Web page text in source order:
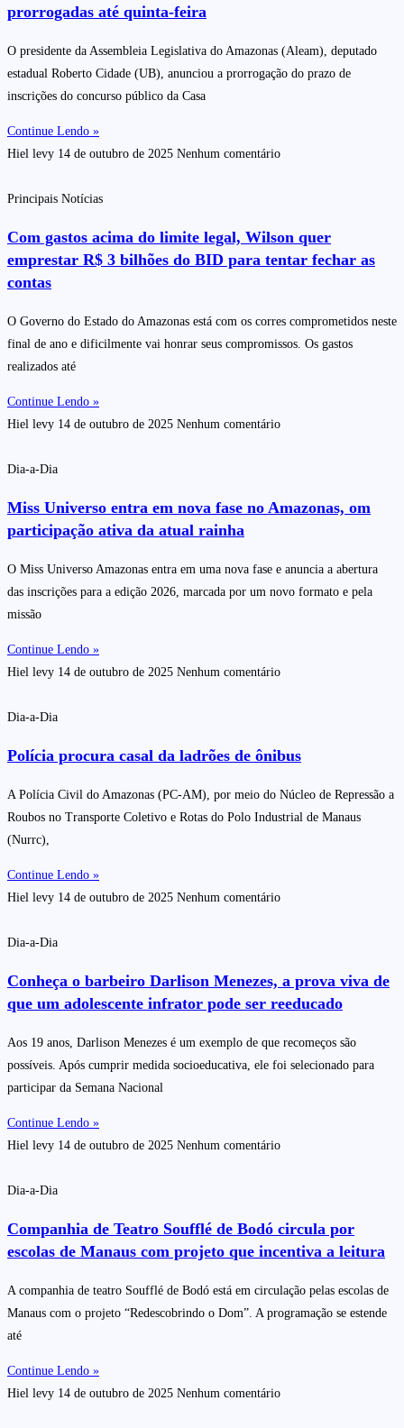
prorrogadas até quinta-feira
O presidente da Assembleia Legislativa do Amazonas (Aleam), deputado
estadual Roberto Cidade (UB), anunciou a prorrogação do prazo de
inscrições do concurso público da Casa
Continue Lendo »
Hiel levy 14 de outubro de 2025 Nenhum comentário
Principais Notícias
Com gastos acima do limite legal, Wilson quer
emprestar R$ 3 bilhões do BID para tentar fechar as
contas
O Governo do Estado do Amazonas está com os corres comprometidos neste
final de ano e dificilmente vai honrar seus compromissos. Os gastos
realizados até
Continue Lendo »
Hiel levy 14 de outubro de 2025 Nenhum comentário
Dia-a-Dia
Miss Universo entra em nova fase no Amazonas, om
participação ativa da atual rainha
O Miss Universo Amazonas entra em uma nova fase e anuncia a abertura
das inscrições para a edição 2026, marcada por um novo formato e pela
missão
Continue Lendo »
Hiel levy 14 de outubro de 2025 Nenhum comentário
Dia-a-Dia
Polícia procura casal da ladrões de ônibus
A Polícia Civil do Amazonas (PC-AM), por meio do Núcleo de Repressão a
Roubos no Transporte Coletivo e Rotas do Polo Industrial de Manaus
(Nurrc),
Continue Lendo »
Hiel levy 14 de outubro de 2025 Nenhum comentário
Dia-a-Dia
Conheça o barbeiro Darlison Menezes, a prova viva de
que um adolescente infrator pode ser reeducado
Aos 19 anos, Darlison Menezes é um exemplo de que recomeços são
possíveis. Após cumprir medida socioeducativa, ele foi selecionado para
participar da Semana Nacional
Continue Lendo »
Hiel levy 14 de outubro de 2025 Nenhum comentário
Dia-a-Dia
Companhia de Teatro Soufflé de Bodó circula por
escolas de Manaus com projeto que incentiva a leitura
A companhia de teatro Soufflé de Bodó está em circulação pelas escolas de
Manaus com o projeto “Redescobrindo o Dom”. A programação se estende
até
Continue Lendo »
Hiel levy 14 de outubro de 2025 Nenhum comentário